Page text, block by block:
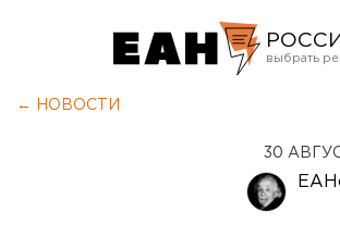
← НОВОСТИ
30